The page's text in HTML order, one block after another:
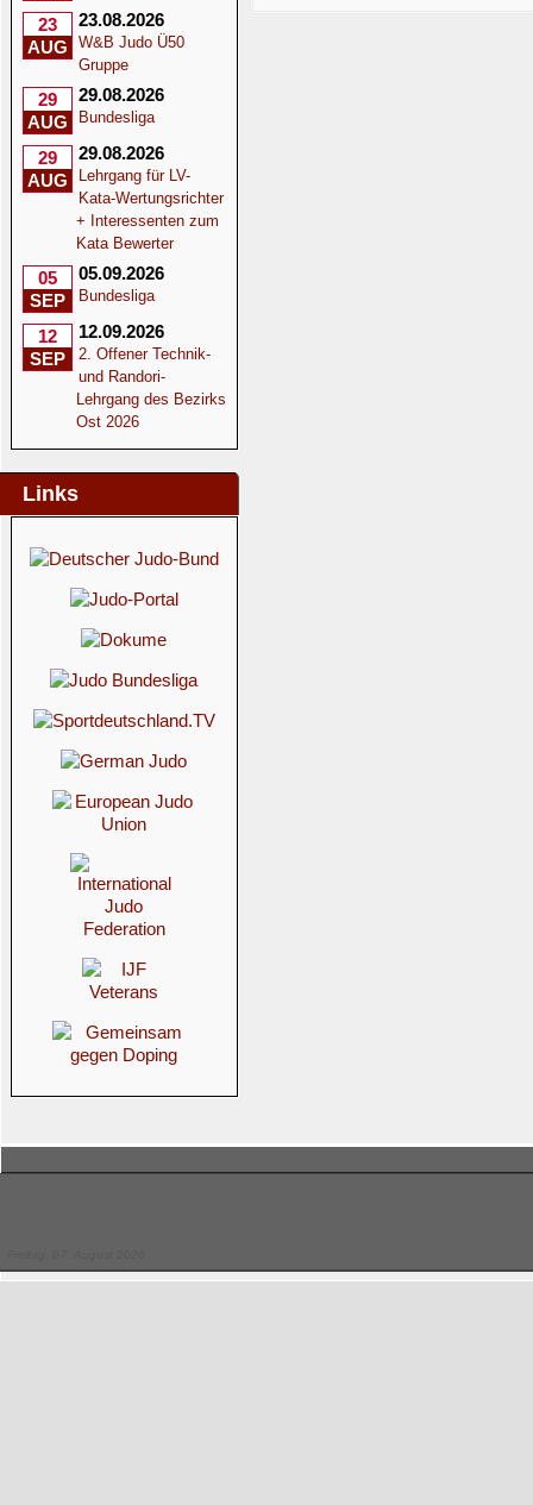
23
AUG
23.08.2026
W&B Judo Ü50
Gruppe
29
AUG
29.08.2026
Bundesliga
29
AUG
29.08.2026
Lehrgang für LV-
Kata-Wertungsrichter
+ Interessenten zum
Kata Bewerter
05
SEP
05.09.2026
Bundesliga
12
SEP
12.09.2026
2. Offener Technik-
und Randori-
Lehrgang des Bezirks
Ost 2026
Links